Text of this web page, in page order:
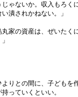
ゃないか。収入もろく
潰されかねない。」
家の資産は、ぜいたく
りとの間に、子どもを
っていくといい。